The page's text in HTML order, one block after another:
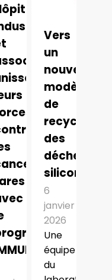
Vers
un
nouveau
modèle
de
recyclage
des
déchets
silicones
6
janvier
2026
Une
équipe
du